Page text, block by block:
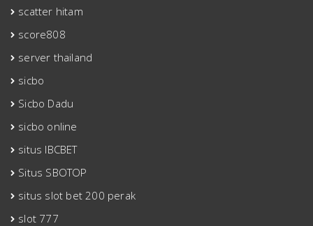
scatter hitam
score808
server thailand
sicbo
Sicbo Dadu
sicbo online
situs IBCBET
Situs SBOTOP
situs slot bet 200 perak
slot 777